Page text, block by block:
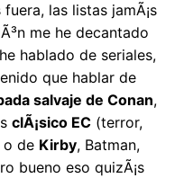
las listas jamÃ¡s
me he decantado
hablado de seriales,
que hablar de
salvaje de Conan,
clÃ¡sico EC (terror,
o de Kirby, Batman,
bueno eso quizÃ¡s